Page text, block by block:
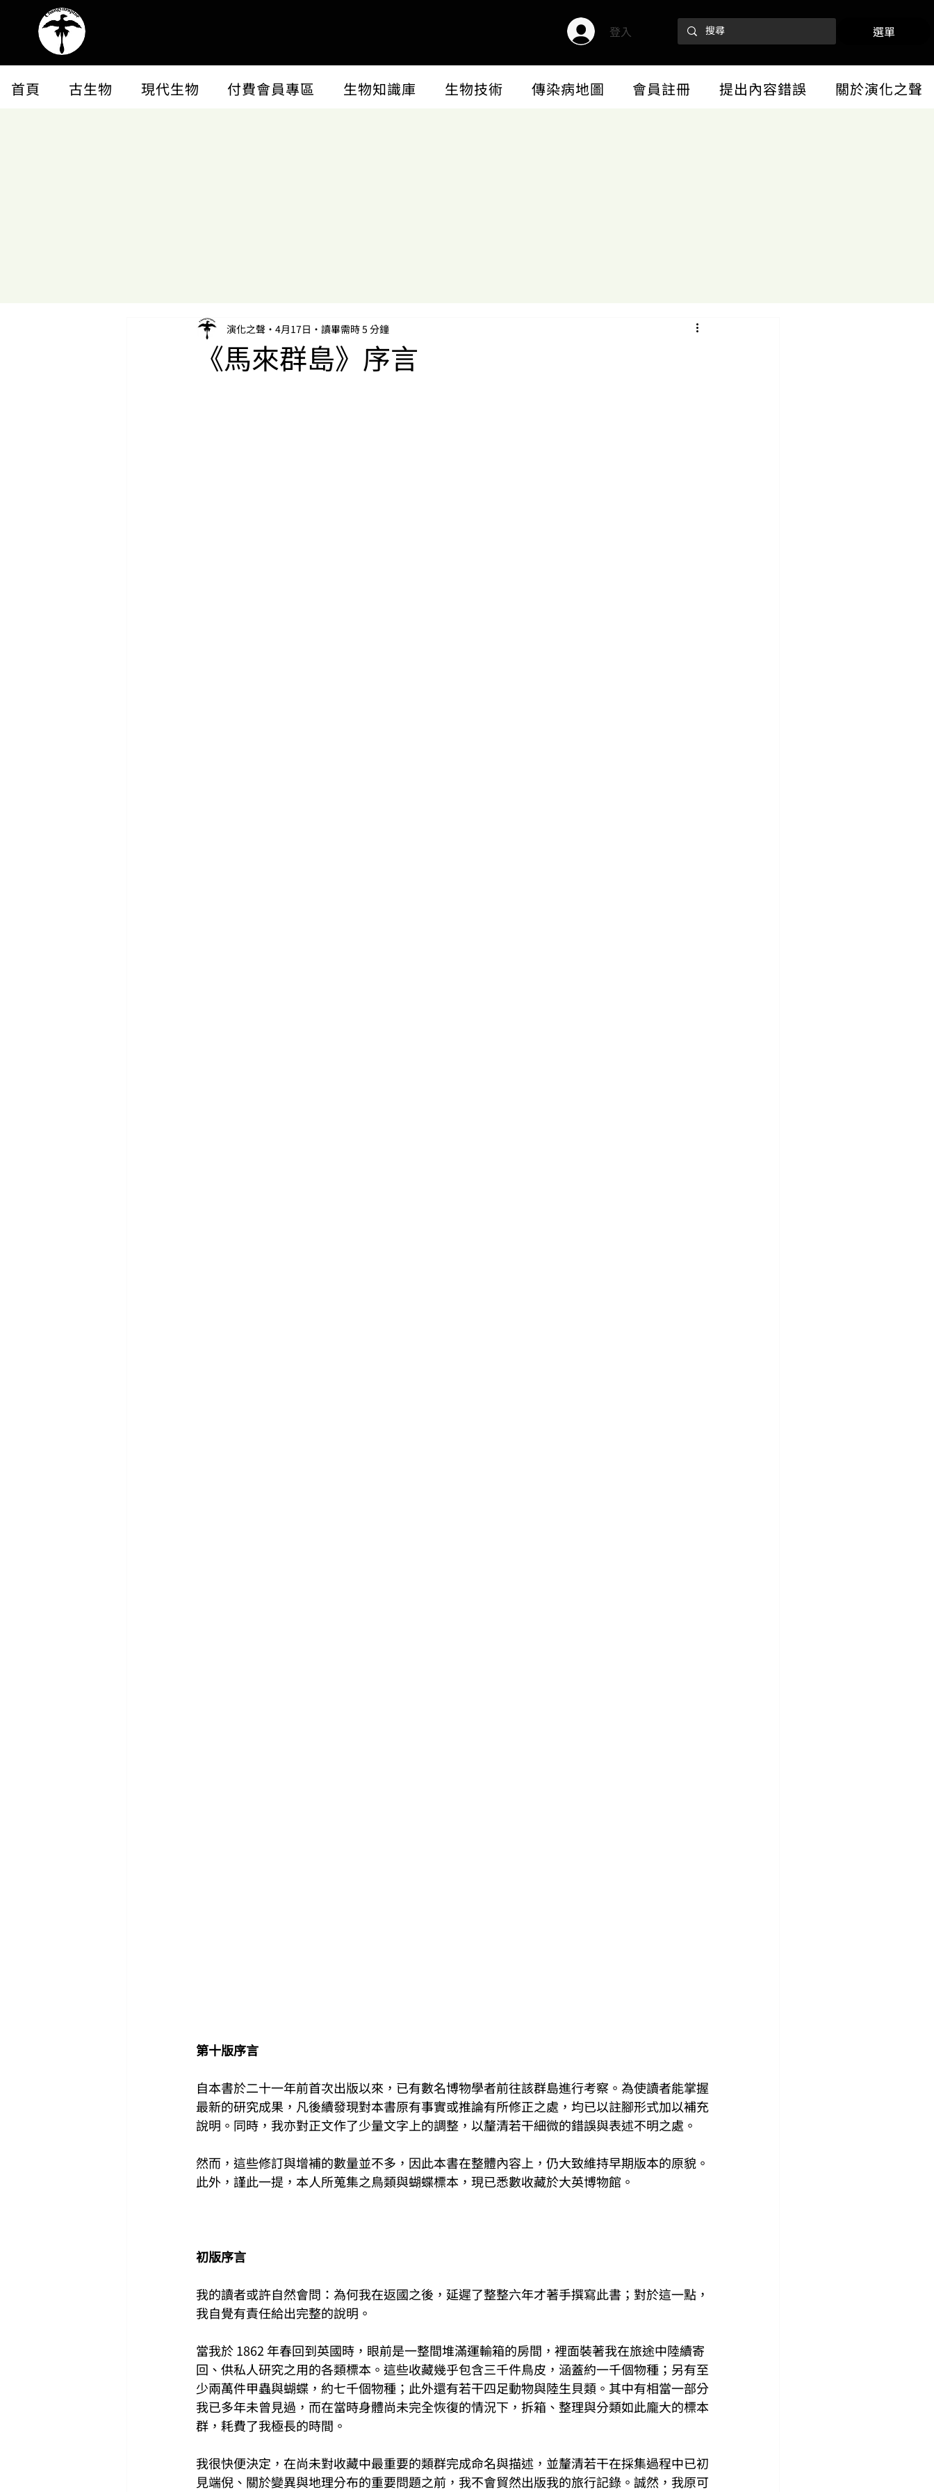
登入 選單
首頁 古生物 現代生物 付費會員專區 生物知識庫 生物技術 傳染病地圖 會員註冊 提出內容錯誤 關於演化之聲
《馬來群島》序言
演化之聲 4月17日 讀畢需時 5 分鐘
第十版序言
自本書於二十一年前首次出版以來，已有數名博物學者前往該群島進行考察。為使讀者能掌握
最新的研究成果，凡後續發現對本書原有事實或推論有所修正之處，均已以註腳形式加以補充
說明。同時，我亦對正文作了少量文字上的調整，以釐清若干細微的錯誤與表述不明之處。
然而，這些修訂與增補的數量並不多，因此本書在整體內容上，仍大致維持早期版本的原貌。
此外，謹此一提，本人所蒐集之鳥類與蝴蝶標本，現已悉數收藏於大英博物館。
初版序言
我的讀者或許自然會問：為何我在返國之後，延遲了整整六年才著手撰寫此書；對於這一點，
我自覺有責任給出完整的說明。
當我於 1862 年春回到英國時，眼前是一整間堆滿運輸箱的房間，裡面裝著我在旅途中陸續寄
回、供私人研究之用的各類標本。這些收藏幾乎包含三千件鳥皮，涵蓋約一千個物種；另有至
少兩萬件甲蟲與蝴蝶，約七千個物種；此外還有若干四足動物與陸生貝類。其中有相當一部分
我已多年未曾見過，而在當時身體尚未完全恢復的情況下，拆箱、整理與分類如此龐大的標本
群，耗費了我極長的時間。
我很快便決定，在尚未對收藏中最重要的類群完成命名與描述，並釐清若干在採集過程中已初
見端倪、關於變異與地理分布的重要問題之前，我不會貿然出版我的旅行記錄。誠然，我原可